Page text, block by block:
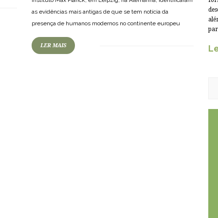
as evidências mais antigas de que se tem notícia da
presença de humanos modernos no continente europeu
LER MAIS